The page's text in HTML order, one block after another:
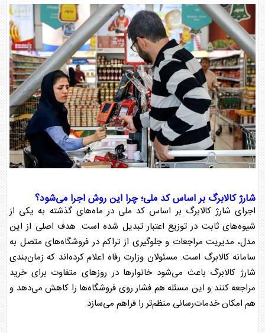
شارژ کالابرگ بر اساس کد ملی؛ چرا این روش اجرا می‌شود؟
اجرای شارژ کالابرگ بر اساس کد ملی در ماه‌های گذشته به یکی از
شیوه‌های ثابت در توزیع اعتبار تبدیل شده است. هدف اصلی از این
مدل، مدیریت مراجعات و جلوگیری از تراکم در فروشگاه‌های متصل به
سامانهکالابرگ است. مسئولان وزارت رفاه اعلام کرده‌اند که زمان‌بندی
شارژ کالابرگ باعث می‌شود خانوارها در روزهای متفاوت برای خرید
مراجعه کنند و این مسئله هم فشار روی فروشگاه‌ها را کاهش می‌دهد و
هم امکان خدمات‌رسانی منظم‌تر را فراهم می‌سازد.